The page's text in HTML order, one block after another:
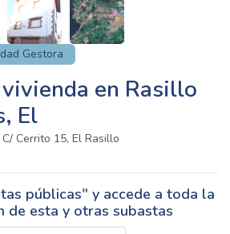
Gestora
en Rasillo
El
Cerrito 15, El Rasillo
públicas" y accede a toda la
de esta y otras subastas